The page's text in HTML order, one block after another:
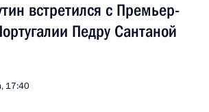
встретился с Премьер-
Педру Сантаной
17:40